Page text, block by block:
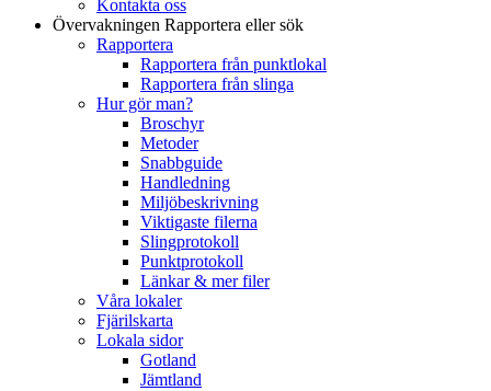
Kontakta oss
Övervakningen Rapportera eller sök
Rapportera
Rapportera från punktlokal
Rapportera från slinga
Hur gör man?
Broschyr
Metoder
Snabbguide
Handledning
Miljöbeskrivning
Viktigaste filerna
Slingprotokoll
Punktprotokoll
Länkar & mer filer
Våra lokaler
Fjärilskarta
Lokala sidor
Gotland
Jämtland